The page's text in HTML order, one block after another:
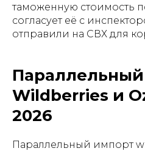
таможенную стоимость
согласует её с
отправили на СВХ для
Wildberries и
2026
Параллельный импорт